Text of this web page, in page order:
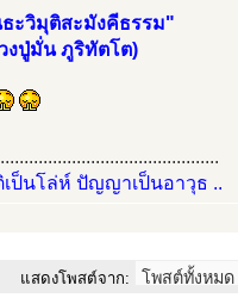
ะวิมุติสะมังคีธรรม"
งปู่มั่น ภูริทัตโต)
เป็นโล่ห์ ปัญญาเป็นอาวุธ ..
แสดงโพสต์จาก: